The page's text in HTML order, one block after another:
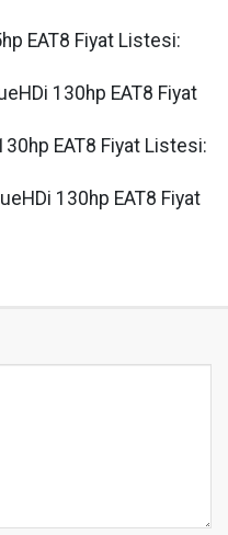
EAT8 Fiyat Listesi:
130hp EAT8 Fiyat
EAT8 Fiyat Listesi:
130hp EAT8 Fiyat